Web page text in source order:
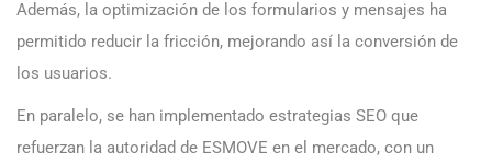
Además, la optimización de los formularios y mensajes ha
permitido reducir la fricción, mejorando así la conversión de
los usuarios.
En paralelo, se han implementado estrategias SEO que
refuerzan la autoridad de ESMOVE en el mercado, con un